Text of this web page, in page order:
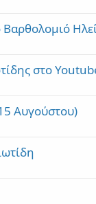
στο
Αυγούστου)